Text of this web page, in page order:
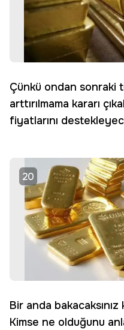
Çünkü ondan sonraki
arttırılmama kararı
fiyatlarını
20
Bir anda bakacaksınız
Kimse ne olduğunu